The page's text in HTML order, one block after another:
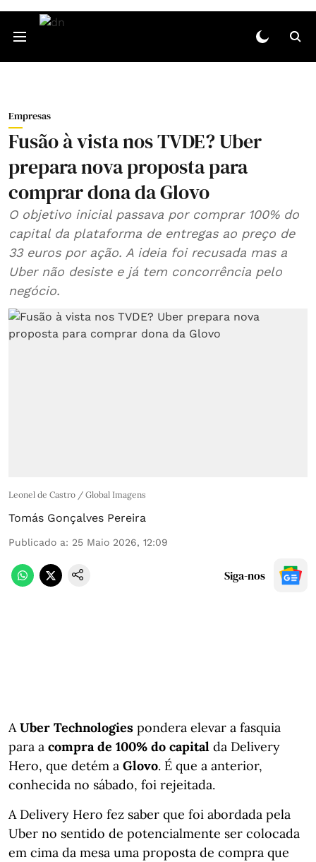
Empresas
Fusão à vista nos TVDE? Uber
prepara nova proposta para
comprar dona da Glovo
O objetivo inicial passava por comprar 100% do
capital da plataforma de entregas ao preço de
33 euros por ação. A ideia foi recusada mas a
Uber não desiste e já tem concorrência pelo
negócio.
Leonel de Castro / Global Imagens
Tomás Gonçalves Pereira
Publicado a: 25 Maio 2026, 12:09
Siga-nos
A Uber Technologies pondera elevar a fasquia
para a compra de 100% do capital da Delivery
Hero, que detém a Glovo. É que a anterior,
conhecida no sábado, foi rejeitada.
A Delivery Hero fez saber que foi abordada pela
Uber no sentido de potencialmente ser colocada
em cima da mesa uma proposta de compra que